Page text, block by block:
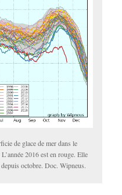
de glace de mer dans le
2016 est en rouge. Elle
octobre. Doc. Wipneus.